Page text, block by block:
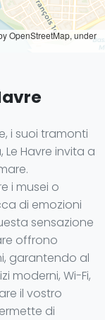
OpenStreetMap, under
i suoi tramonti
Havre invita a
i musei o
di emozioni
sensazione
offrono
garantendo al
moderni, Wi-Fi,
il vostro
di